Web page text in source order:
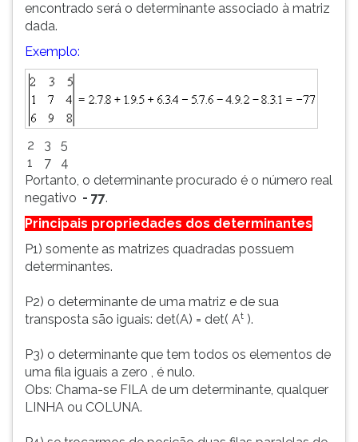
encontrado será o determinante associado à matriz
dada.
Exemplo:
2 3
5
1 7
4
Portanto, o determinante procurado é o número real
negativo - 77.
Principais propriedades dos determinantes
P1) somente as matrizes quadradas possuem
determinantes.
P2) o determinante de uma matriz e de sua
transposta são iguais: det(A) = det( At ).
P3) o determinante que tem todos os elementos de
uma fila iguais a zero , é nulo.
Obs: Chama-se FILA de um determinante, qualquer
LINHA ou COLUNA.